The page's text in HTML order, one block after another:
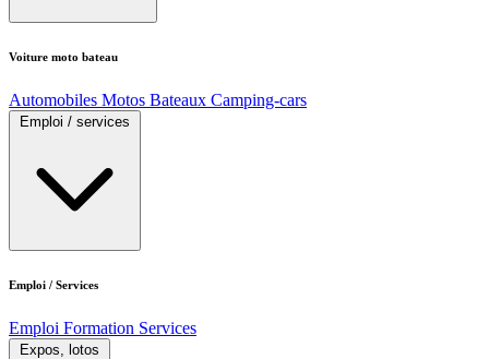
Voiture moto bateau
Automobiles Motos Bateaux Camping-cars
Emploi / services
Emploi / Services
Emploi Formation Services
Expos, lotos